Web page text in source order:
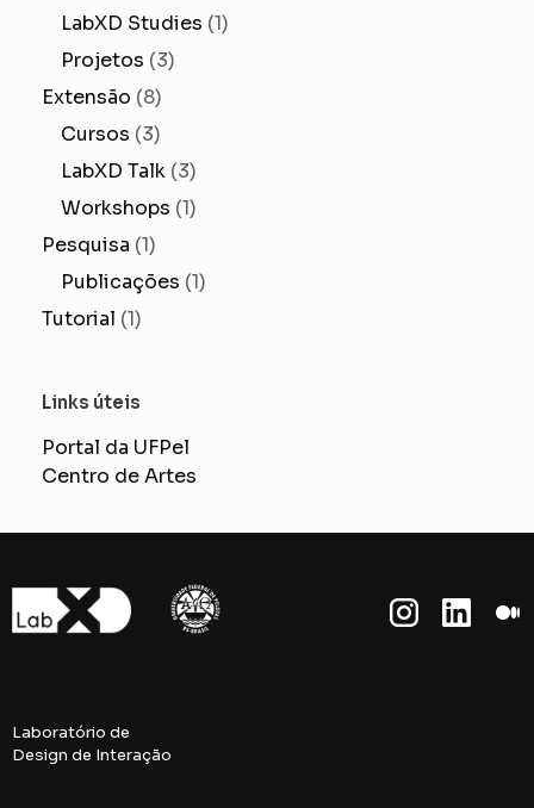
LabXD Studies (1)
Projetos (3)
Extensão (8)
Cursos (3)
LabXD Talk (3)
Workshops (1)
Pesquisa (1)
Publicações (1)
Tutorial (1)
Links úteis
Portal da UFPel
Centro de Artes
Laboratório de
Design de Interação